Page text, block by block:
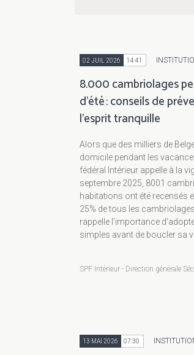
02 JUIL 2026 14:41
8.000 cambriolages
d’été : conseils de
l’esprit tranquille
Alors que des milliers de
domicile pendant les
fédéral Intérieur appelle à la
septembre 2025, 8001
habitations ont été recensés
25% de tous les
rappelle l’importance
simples avant de boucler sa
SPF Intérieur - Direction générale
13 MAI 2026 07:30